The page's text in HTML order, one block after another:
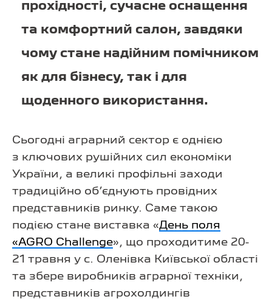
прохідності, сучасне оснащення
та комфортний салон, завдяки
чому стане надійним помічником
як для бізнесу, так і для
щоденного використання.
Сьогодні аграрний сектор є однією
з ключових рушійних сил економіки
України, а великі профільні заходи
традиційно об’єднують провідних
представників ринку. Саме такою
подією стане виставка «День поля
«AGRO Challenge», що проходитиме 20-
21 травня у с. Оленівка Київської області
та збере виробників аграрної техніки,
представників агрохолдингів